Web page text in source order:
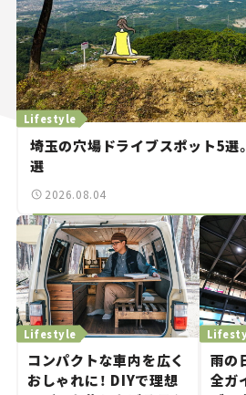
Lifestyle
埼玉の穴場ドライブスポット5選
選
2026.08.04
Lifestyle
コンパクトな車内を広く
おしゃれに！ DIYで理想
雨の
全ガ